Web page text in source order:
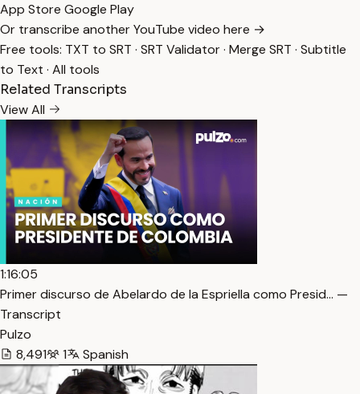
App Store Google Play
Or transcribe another YouTube video here →
Free tools: TXT to SRT · SRT Validator· Merge SRT · Subtitle
to Text · All tools
Related Transcripts
View All
1:16:05
Primer discurso de Abelardo de la Espriella como Presid… —
Transcript
Pulzo
8,491
1 Spanish